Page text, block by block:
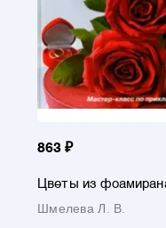
863 ₽
Цветы из
цветов
Шмелева Л. В.